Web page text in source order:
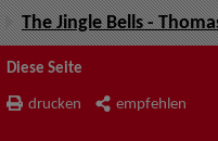
The Jingle Bells -
Diese Seite
drucken empfehlen